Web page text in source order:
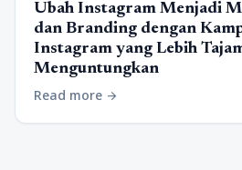
Ubah Instagram Menjadi
dan Branding dengan
Instagram yang Lebih
Menguntungkan
Read more arrow_forward